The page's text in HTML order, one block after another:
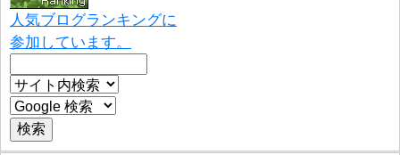
人気ブログランキングに
参加しています。